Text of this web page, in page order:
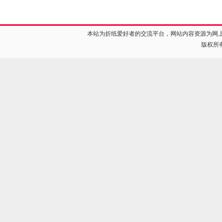
本站为折纸爱好者的交流平台，网站内容资源为
版权所